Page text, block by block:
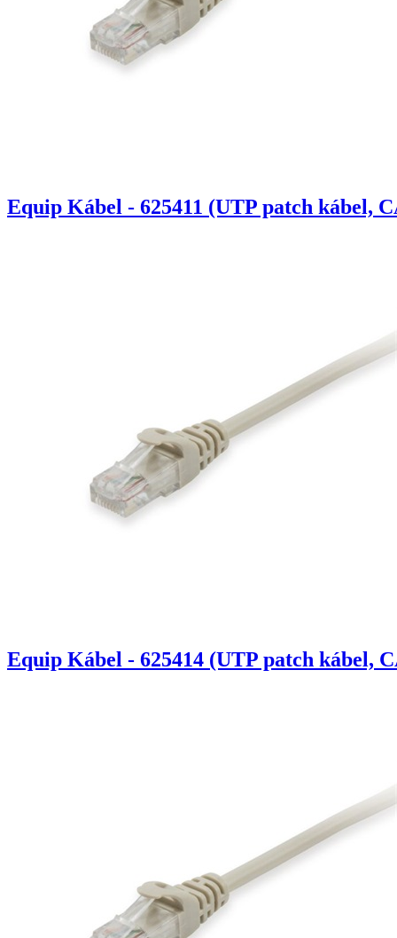
Equip Kábel - 625411 (UTP patch kábel,
Equip Kábel - 625414 (UTP patch kábel,